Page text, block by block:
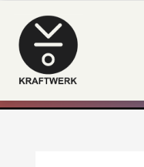
Inhalt
springen